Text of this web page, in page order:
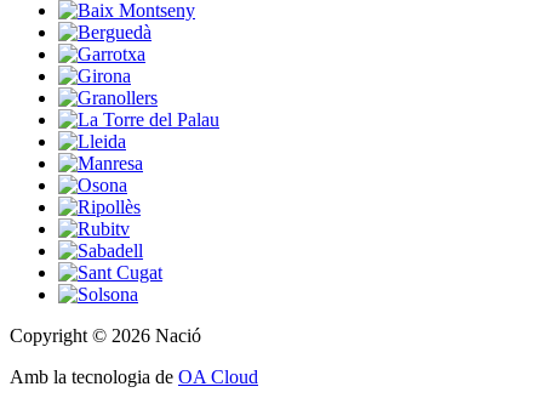
Copyright © 2026 Nació
Amb la tecnologia de OA Cloud